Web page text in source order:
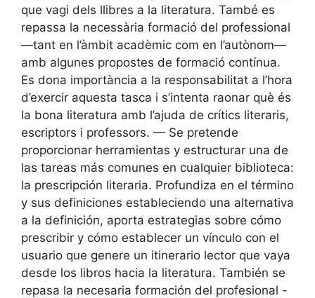
que vagi dels llibres a la literatura. També es
repassa la necessària formació del professional
—tant en l’àmbit acadèmic com en l’autònom—
amb algunes propostes de formació contínua.
Es dona importància a la responsabilitat a l’hora
d’exercir aquesta tasca i s’intenta raonar què és
la bona literatura amb l’ajuda de crítics literaris,
escriptors i professors. — Se pretende
proporcionar herramientas y estructurar una de
las tareas más comunes en cualquier biblioteca:
la prescripción literaria. Profundiza en el término
y sus definiciones estableciendo una alternativa
a la definición, aporta estrategias sobre cómo
prescribir y cómo establecer un vínculo con el
usuario que genere un itinerario lector que vaya
desde los libros hacia la literatura. También se
repasa la necesaria formación del profesional -